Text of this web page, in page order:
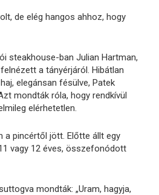
de elég hangos ahhoz, hogy
steakhouse-ban Julian Hartman,
a tányérjáról. Hibátlan
elegánsan fésülve, Patek
mondták róla, hogy rendkívül
elérhetetlen.
a pincértől jött. Előtte állt egy
vagy 12 éves, összefonódott
mondták: „Uram, hagyja,